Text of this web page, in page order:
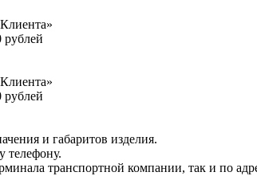
рублей
рублей
и габаритов изделия.
телефону.
транспортной компании, так и по